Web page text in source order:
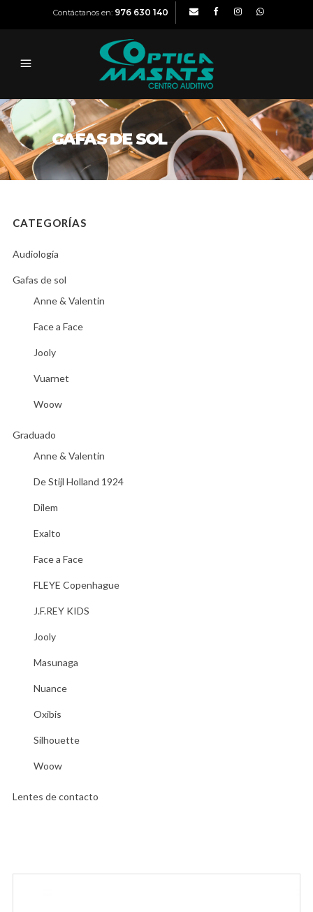
Contáctanos en: 976 630 140
GAFAS DE SOL
CATEGORÍAS
Audiología
Gafas de sol
Anne & Valentin
Face a Face
Jooly
Vuarnet
Woow
Graduado
Anne & Valentin
De Stijl Holland 1924
Dilem
Exalto
Face a Face
FLEYE Copenhague
J.F.REY KIDS
Jooly
Masunaga
Nuance
Oxibis
Silhouette
Woow
Lentes de contacto